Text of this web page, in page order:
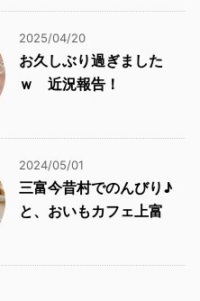
2025/04/20
お久しぶり過ぎました
ｗ 近況報告！
2024/05/01
三富今昔村でのんびり♪
と、おいもカフェ上富